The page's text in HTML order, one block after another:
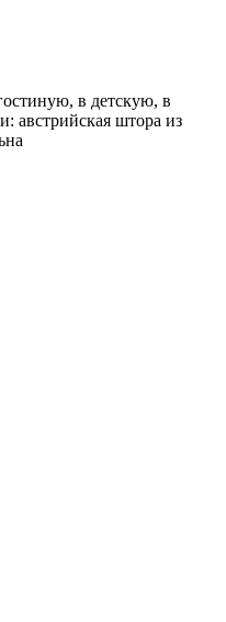
в детскую, в
австрийская штора из